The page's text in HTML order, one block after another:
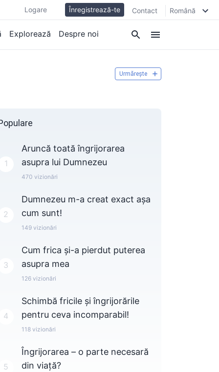
Logare Înregistrează-te Contact Română
Explorează Despre noi
Urmărește
1
Aruncă toată îngrijorarea
asupra lui Dumnezeu
470 vizionări
2
Dumnezeu m-a creat exact așa
cum sunt!
149 vizionări
3
Cum frica și-a pierdut puterea
asupra mea
126 vizionări
4
Schimbă fricile și îngrijorările
pentru ceva incomparabil!
118 vizionări
5
Îngrijorarea – o parte necesară
din viață?